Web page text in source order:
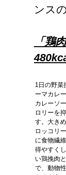
ンス
「鶏
1日の野菜
ーマカレー
カレーソ
ロリーを
す。大き
ロッコリ
に食物繊
得やすく
い鶏挽肉
で、動物